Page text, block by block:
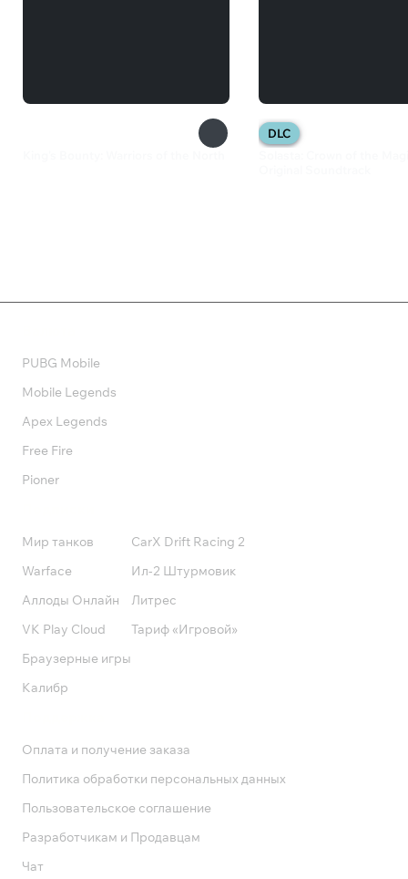
DLC
PUBG Mobile
Mobile Legends
Apex Legends
Free Fire
Pioner
Мир танков
Warface
Аллоды Онлайн
VK Play Cloud
Браузерные игры
Калибр
CarX Drift Racing 2
Ил-2 Штурмовик
Литрес
Тариф «Игровой»
Оплата и получение заказа
Политика обработки персональных данных
Пользовательское соглашение
Разработчикам и Продавцам
Чат